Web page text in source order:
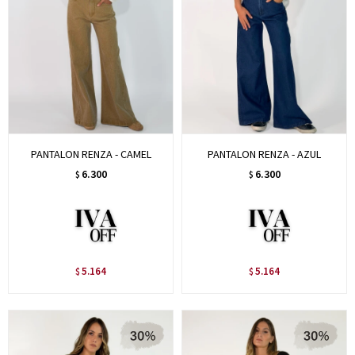
PANTALON RENZA - CAMEL
$ 6.300
$ 5.164
PANTALON RENZA - AZUL
$ 6.300
$ 5.164